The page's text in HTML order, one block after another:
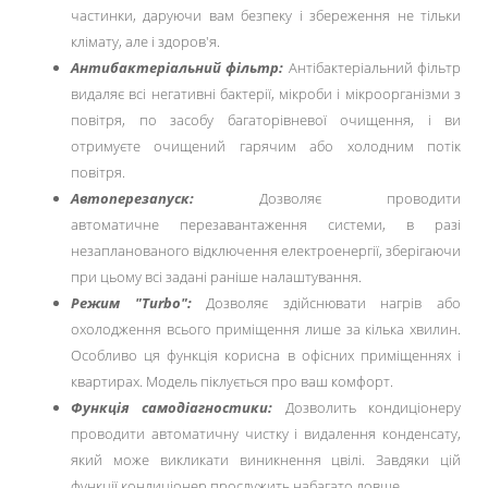
частинки, даруючи вам безпеку і збереження не тільки
клімату, але і здоров'я.
Антибактеріальний фільтр: Антібактеріальний фільтр
видаляє всі негативні бактерії, мікроби і мікроорганізми з
повітря, по засобу багаторівневої очищення, і ви
отримуєте очищений гарячим або холодним потік
повітря.
Автоперезапуск: Дозволяє проводити
автоматичне перезавантаження системи, в разі
незапланованого відключення електроенергії, зберігаючи
при цьому всі задані раніше налаштування.
Режим "Turbo":Дозволяє здійснювати нагрів або
охолодження всього приміщення лише за кілька хвилин.
Особливо ця функція корисна в офісних приміщеннях і
квартирах. Модель піклується про ваш комфорт.
Функція самодіагностики: Дозволить кондиціонеру
проводити автоматичну чистку і видалення конденсату,
який може викликати виникнення цвілі. Завдяки цій